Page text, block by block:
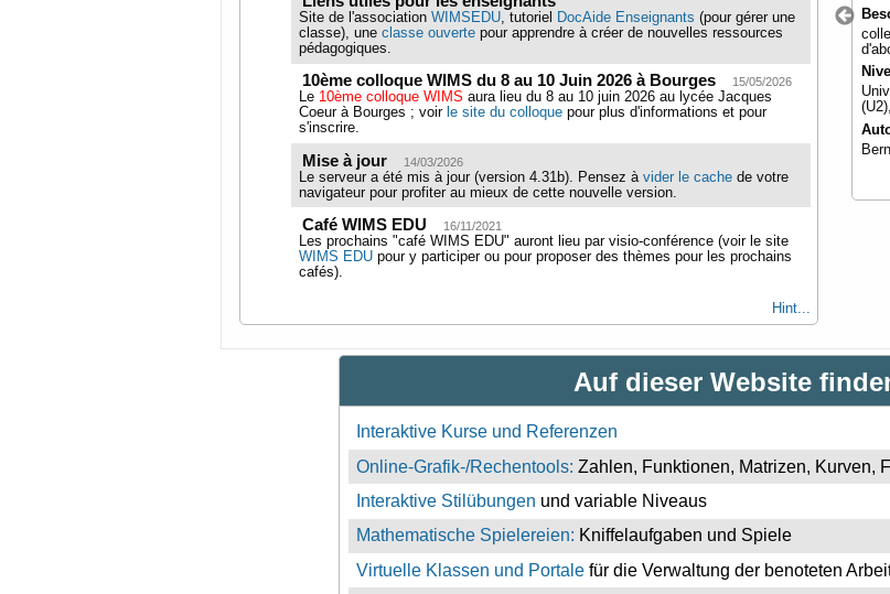
Site de l'associationWIMSEDU, tutoriel DocAide Enseignants (pour gérer une
classe), uneclasse ouverte pour apprendre à créer de nouvelles ressources
pédagogiques.
10ème colloque WIMS du 8 au 10 Juin 2026 à Bourges 15/05/2026
Le 10ème colloque WIMS aura lieu du 8 au 10 juin 2026 au lycée Jacques
Coeur à Bourges ; voir le site du colloque pour plus d'informations et pour
s'inscrire.
Mise à jour 14/03/2026
Le serveur a été mis à jour (version 4.31b). Pensez àvider le cachede votre
navigateur pour profiter au mieux de cette nouvelle version.
Café WIMS EDU 16/11/2021
Les prochains "café WIMS EDU" auront lieu par visio-conférence (voir le site
WIMS EDU pour y participer ou pour proposer des thèmes pour les prochains
cafés).
Hint...
Niveau
University year 1 (U1)
Autor
Annick Simon, Bernadette Perrin-Riou
Auf dieser Website
Interaktive Kurse und Referenzen
Online-Grafik-/Rechentools: Zahlen, Funktionen, Matrizen, Kurven,
Interaktive Stilübungen und variable Niveaus
Mathematische Spielereien: Kniffelaufgaben und Spiele
Virtuelle Klassen und Portalefür die Verwaltung der benoteten